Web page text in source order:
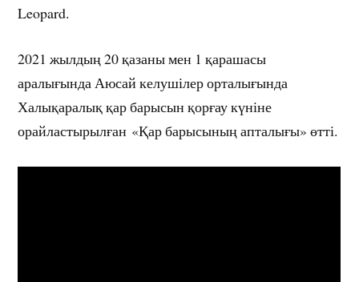
Leopard.
2021 жылдың 20 қазаны мен 1 қарашасы
аралығында Аюсай келушілер орталығында
Халықаралық қар барысын қорғау күніне
орайластырылған «Қар барысының апталығы» өтті.